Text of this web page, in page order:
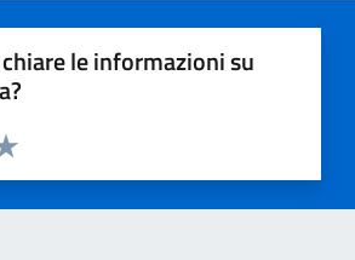
le informazioni su
5 stelle su 5
4 stelle su 5
su 5
su 5
5